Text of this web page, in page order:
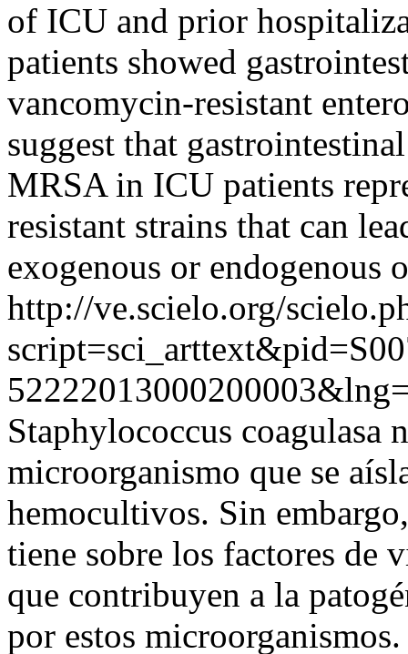
of ICU and prior
patients showed
vancomycin-resistant
suggest that
MRSA in ICU patients
resistant strains that can
exogenous or endogenous
http://ve.scielo.org/
Staphylococcus coagulasa
microorganismo que se
hemocultivos. Sin
tiene sobre los factores de
que contribuyen a la
por estos